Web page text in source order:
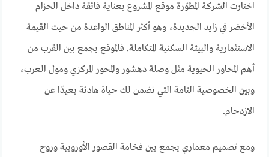
اختارت الشركة المطوّرة موقع المشروع بعناية فائقة داخل الحزام
الأخضر في زايد الجديدة، وهو أكثر المناطق الواعدة من حيث القيمة
الاستثمارية والبيئة السكنية المتكاملة. فالموقع يجمع بين القرب من
أهم المحاور الحيوية مثل وصلة دهشور والمحور المركزي ومول العرب،
وبين الخصوصية التامة التي تضمن لك حياة هادئة بعيدًا عن
الازدحام.
ومع تصميم معماري يجمع بين فخامة القصور الأوروبية وروح